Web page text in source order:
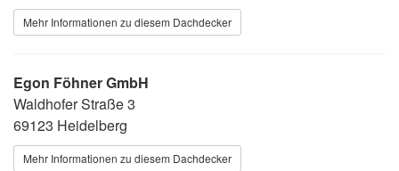
Mehr Informationen zu diesem Dachdecker
Egon Föhner GmbH
Waldhofer Straße 3
69123 Heidelberg
Mehr Informationen zu diesem Dachdecker